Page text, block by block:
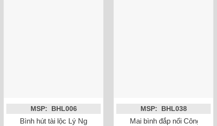
MSP: BHL006
Bình hút tài lộc Lý Ngư Vọng Nguyệt cao 28cm mạ vàng 18K
MSP: BHL038
Mai bình đắp nổi Công